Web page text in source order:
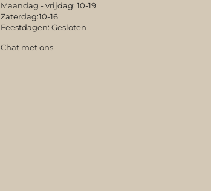
Maandag - vrijdag: 10-19
Zaterdag:10-16
Feestdagen: Gesloten
Chat met ons